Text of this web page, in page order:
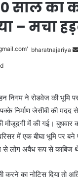
साल का
– मचा
bharatnajariya
निगम ने रोडवेज की भूमि
निर्माण जेसीबी की मदद
मौजूदगी में की गई। बुधवार
में एक बीघा भूमि पर
से लोग अवैध रूप से काबिज
करने का नोटिस दिया तो